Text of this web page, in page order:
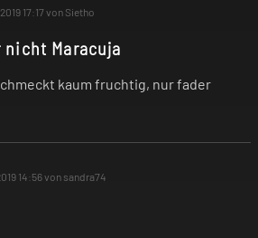
kann bei vorgeschädigter
einen Asthmaanfall,
auslösen.
Produkt nicht, wenn eines
auf einen der Inhaltsstoffe
du das Produkt nicht
17:17 von Sietho
nicht Maracuja
kaum fruchtig, nur fader
14:56 von sandra74